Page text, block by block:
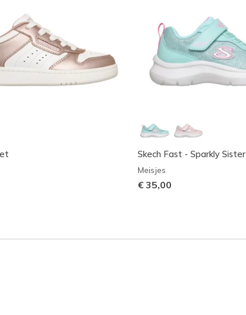
Skech Fast - Sparkly Sister
Meisjes
€ 35,00